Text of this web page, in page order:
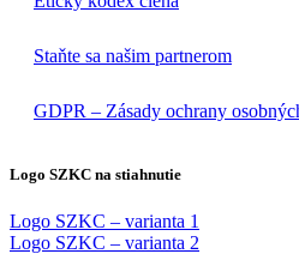
Staňte sa našim partnerom
GDPR – Zásady ochrany
Logo SZKC na stiahnutie
Logo SZKC – varianta 1
Logo SZKC – varianta 2